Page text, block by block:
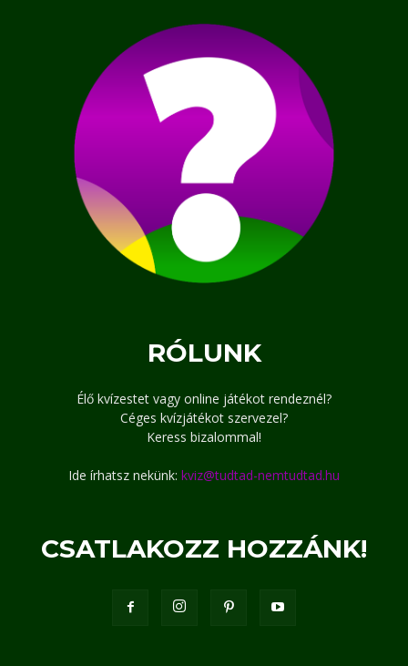
RÓLUNK
Élő kvízestet vagy online játékot rendeznél?
Céges kvízjátékot szervezel?
Keress bizalommal!
Ide írhatsz nekünk: kviz@tudtad-nemtudtad.hu
CSATLAKOZZ HOZZÁNK!